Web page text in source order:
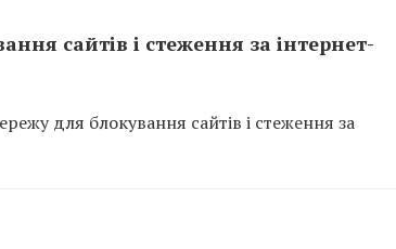
сайтів і стеження за інтернет-
для блокування сайтів і стеження за